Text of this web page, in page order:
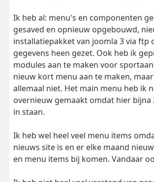
Ik heb al: menu's en componenten
gesaved en opnieuw opgebouwd,
installatiepakket van joomla 3 via ftp
gegevens heen gezet. Ook heb ik
modules aan te maken voor
nieuw kort menu aan te maken,
allemaal niet. Het main menu heb ik
overnieuw gemaakt omdat hier bijna
in staan.
Ik heb wel heel veel menu items
nieuws site is en er elke maand
en menu items bij komen. Vandaar